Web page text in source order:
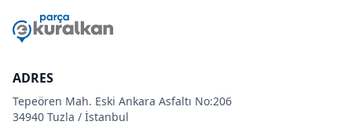
ADRES
Tepeören Mah. Eski Ankara Asfaltı No:206
34940 Tuzla / İstanbul